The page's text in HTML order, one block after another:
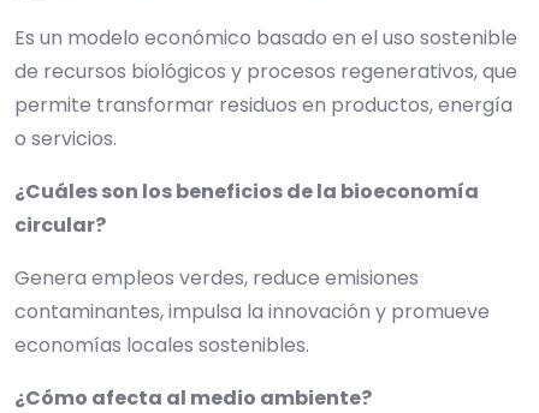
Es un modelo económico basado en el uso sostenible
de recursos biológicos y procesos regenerativos, que
permite transformar residuos en productos, energía
o servicios.
¿Cuáles son los beneficios de la bioeconomía
circular?
Genera empleos verdes, reduce emisiones
contaminantes, impulsa la innovación y promueve
economías locales sostenibles.
¿Cómo afecta al medio ambiente?